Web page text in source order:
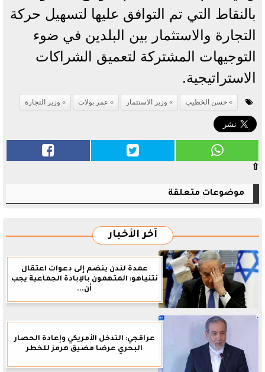
بالنقاط التي تم التوافق عليها لتسهيل حركة
التجارة والاستثمار بين البلدين في ضوء
التوجيهات المشتركة لتعميق الشراكات
الاستراتيجية.
حسن الخطيب وزير الاستثمار عمر بولات وزير التجارة
⇧
موضوعات متعلقة
آخر الأخبار
عمدة لندن ينضم إلى دعوات اعتقال
نتنياهو: المتهمون بالإبادة الجماعية يجب
أن...
عراقجي: التدخل الأمريكي وإعادة الحصار
البحري عرضا مضيق هرمز للخطر